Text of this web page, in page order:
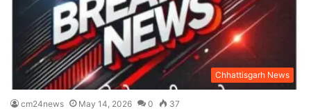
Chhattisgarh News
cm24news May 14, 2026 0 37